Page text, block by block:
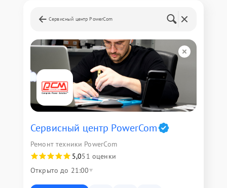
Сервисный центр PowerCom
Сервисный центр PowerCom
Ремонт техники PowerCom
5,051 оценки
Открыто до 21:00